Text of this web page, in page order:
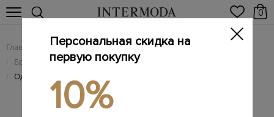
0
Главная Женщинам / Женская одежда
/ Брендовая женская пляжная одежда и купальники
/ Однотонный лиф с монограммой на лентах
Персональная скидка на
первую покупку
10%